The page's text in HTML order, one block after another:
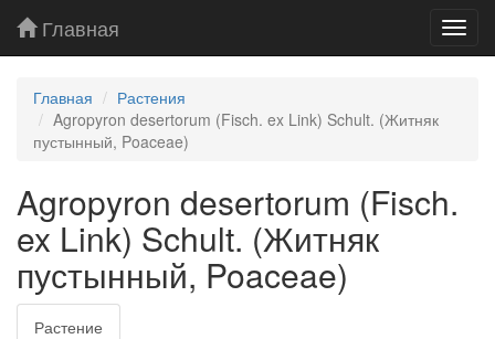
Главная
Главная
Растения
Agropyron desertorum (Fisch. ex Link) Schult. (Житняк
пустынный, Poaceae)
Agropyron desertorum (Fisch.
ex Link) Schult. (Житняк
пустынный, Poaceae)
Растение